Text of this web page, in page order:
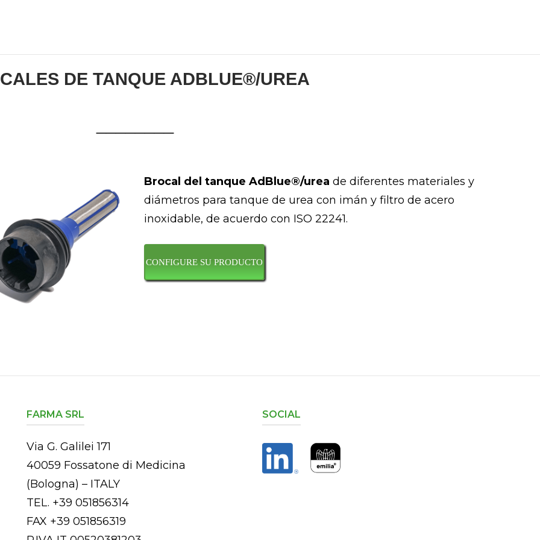
DE TANQUE ADBLUE®/UREA
Brocal del tanque AdBlue®/urea de diferentes materiales y
diámetros para tanque de urea con imán y filtro de acero
inoxidable, de acuerdo con ISO 22241.
CONFIGURE SU PRODUCTO
FARMA SRL
Via G. Galilei 171
40059 Fossatone di Medicina
(Bologna) – ITALY
TEL. +39 051856314
FAX +39 051856319
SOCIAL